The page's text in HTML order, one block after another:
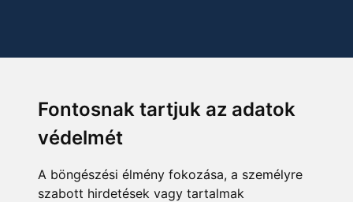
Fontosnak tartjuk az adatok
védelmét
A böngészési élmény fokozása, a személyre
szabott hirdetések vagy tartalmak